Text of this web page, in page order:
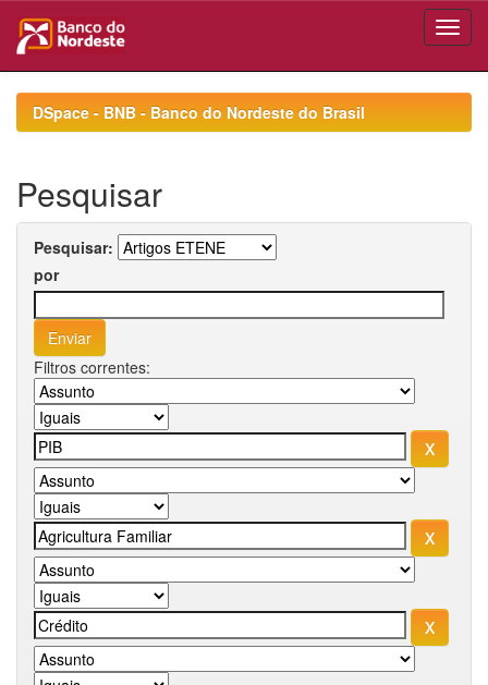
navigationDSpace - BNB - Banco do Nordeste do Brasil
Pesquisar
Pesquisar:
por
Filtros correntes: